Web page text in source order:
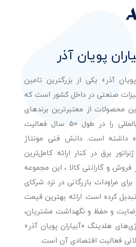
پویان آذر
آذر» یکی از بزرگترین تامین
صنعتی در داخل کشور است که
محصولات از معتبرترین برندهای
شناخته شده بین‌المللی را در طول 50 سال فعالیت
داشته است. دانش فنی مونتاژ
برق در کنار ارائه کامل‌ترین
و گارانتی کالا ، این مجموعه
مراودات بازرگانی در نزد شرکای
کرده است. ارائه بهترین قیمت
رضایت و حفظ و نگهداشت مشتریان،
هلدینگ «آبیاران پویان آذر»
فعالیت اقتصادی آن است.